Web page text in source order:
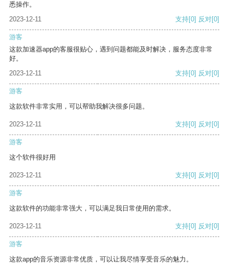
悉操作。
2023-12-11
支持[0] 反对[0]
游客
这款加速器app的客服很贴心，遇到问题都能及时解决，服务态度非常
好。
2023-12-11
支持[0] 反对[0]
游客
这款软件非常实用，可以帮助我解决很多问题。
2023-12-11 支持[0] 反对[0]
游客
这个软件很好用
2023-12-11 支持[0] 反对[0]
游客
这款软件的功能非常强大，可以满足我日常使用的需求。
2023-12-11 支持[0] 反对[0]
游客
这款app的音乐资源非常优质，可以让我尽情享受音乐的魅力。